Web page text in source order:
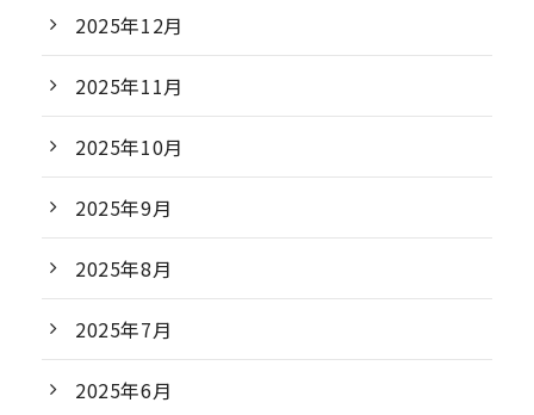
2025年12月
2025年11月
2025年10月
2025年9月
2025年8月
2025年7月
2025年6月